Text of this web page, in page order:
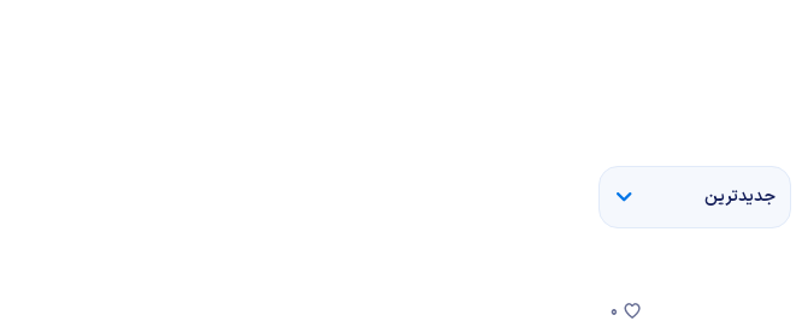
جدیدترین
0